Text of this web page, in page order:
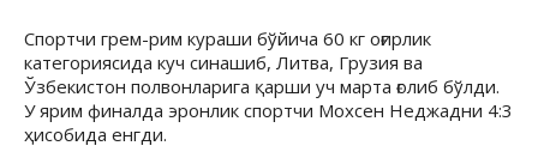
Спортчи грем-рим кураши бўйича 60 кг оғирлик
категориясида куч синашиб, Литва, Грузия ва
Ўзбекистон полвонларига қарши уч марта ғолиб бўлди.
У ярим финалда эронлик спортчи Мохсен Неджадни 4:3
ҳисобида енгди.